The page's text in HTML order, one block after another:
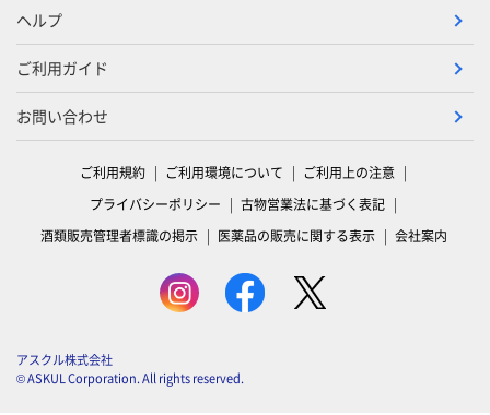
ヘルプ
ご利用ガイド
お問い合わせ
ご利用規約 ご利用環境について
ご利用上の注意
プライバシーポリシー
古物営業法に基づく表記
酒類販売管理者標識の掲示
医薬品の販売に関する表示 会社案内
アスクル株式会社
© ASKUL Corporation. All rights reserved.